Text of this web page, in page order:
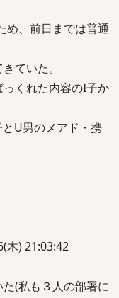
め、前日までは普通
ていた。
くれた内容のI子か
とU男のメアド・携
木) 21:03:42
(私も３人の部署に